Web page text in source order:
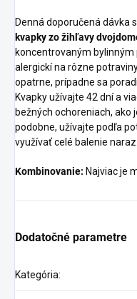
Denná doporučená dávka
kvapky zo žihľavy
koncentrovaným
alergickí na rôzne
opatrne, prípadne sa
Kvapky užívajte 42 dní a
bežných ochoreniach, ako
podobne, užívajte podľa
využívať celé balenie naraz.
Kombinovanie: Najviac je
Dodatočné parametre
Kategória: